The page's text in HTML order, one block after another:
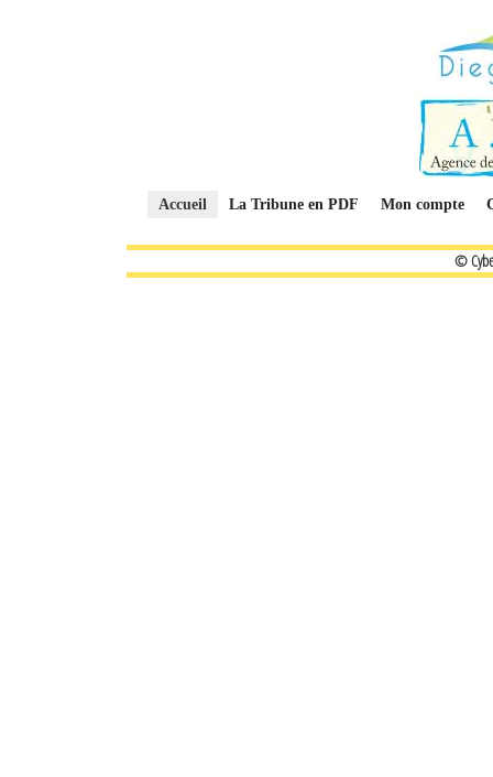
Accueil La Tribune en PDF Mon compte
©